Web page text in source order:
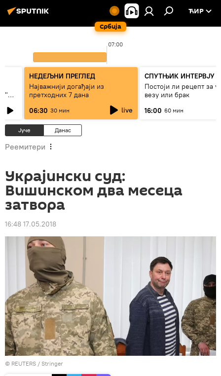
Србија
ЋИР
07:00
НЕДЕЉНИ ПРЕГЛЕД
Најважнији догађаји из
претходних 7 дана
06:30 30 мин live
СПУТЊИК ИНТЕРВЈУ
Постоји ли рецепт за
везу или брак
16:00 60 мин
Јуче Данас
Реемитери
Украјински суд:
Вишинском два месеца
затвора
16:48 17.05.2018
© REUTERS / Stringer